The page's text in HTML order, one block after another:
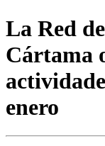
La Red
Cártama
enero